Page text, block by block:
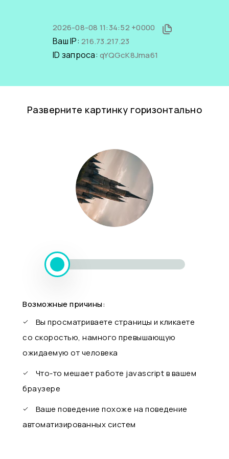
2026-08-08 11:34:52 +0000
Ваш IP: 216.73.217.23
ID запроса: qYQGcK8Jma61
Разверните картинку горизонтально
Возможные причины:
Вы просматриваете страницы и кликаете
со скоростью, намного превышающую
ожидаемую от человека
Что-то мешает работе javascript в вашем
браузере
Ваше поведение похоже на поведение
автоматизированных систем